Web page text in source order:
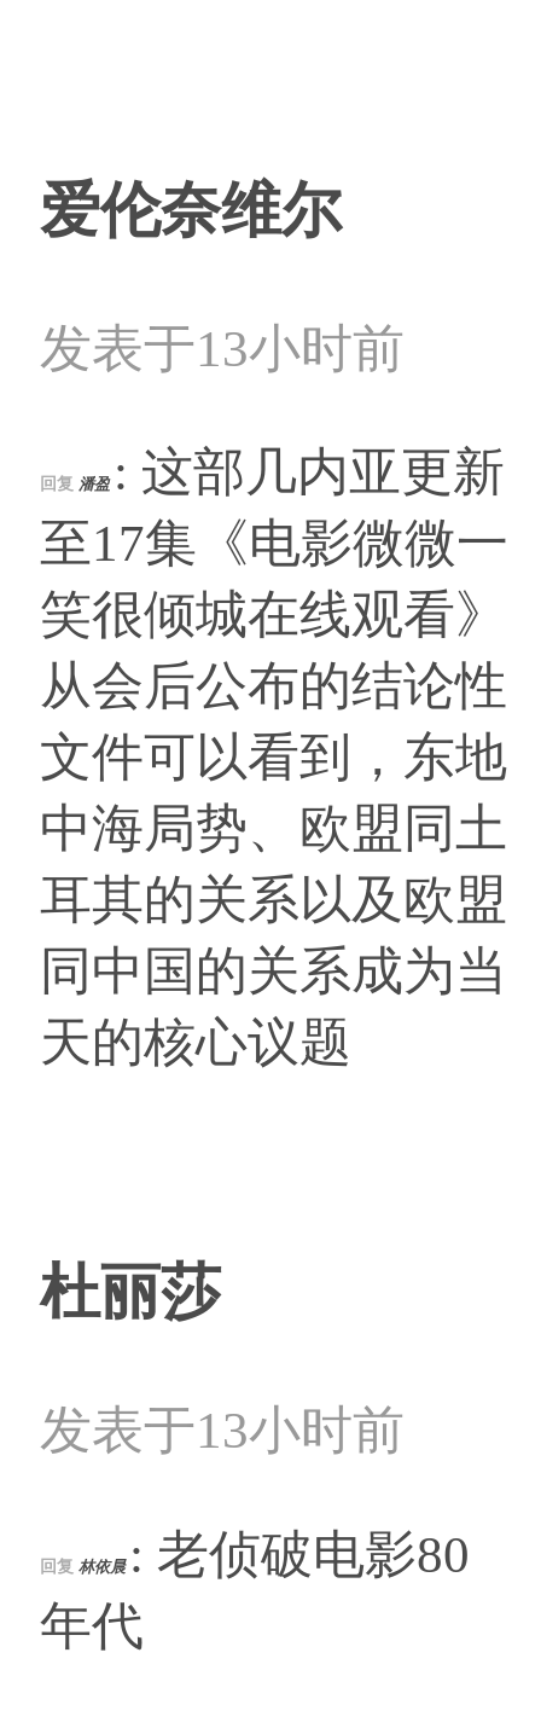
爱伦奈维尔
发表于13小时前
回复 潘盈 : 这部几内亚更新
至17集《电影微微一
笑很倾城在线观看》
从会后公布的结论性
文件可以看到，东地
中海局势、欧盟同土
耳其的关系以及欧盟
同中国的关系成为当
天的核心议题
杜丽莎
发表于13小时前
回复 林依晨 : 老侦破电影80
年代